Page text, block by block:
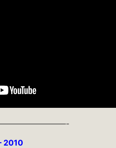
2010